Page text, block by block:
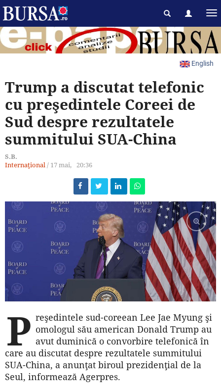
English
Trump a discutat telefonic
cu preşedintele Coreei de
Sud despre rezultatele
summitului SUA-China
S.B.
Internaţional/ 17 mai, 20:36
P reşedintele sud-coreean Lee Jae Myung şi
omologul său american Donald Trump au
avut duminică o convorbire telefonică în
care au discutat despre rezultatele summitului
SUA-China, a anunţat biroul prezidenţial de la
Seul, informează Agerpres.